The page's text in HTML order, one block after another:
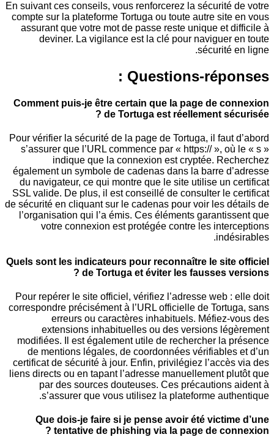
En suivant ces conseils, vous renforcerez la
compte sur la plateforme Tortuga ou toute autre
assurant que votre mot de passe reste unique
deviner. La vigilance est la clé pour
Questions-
Comment puis-je être certain que la page de
de Tortuga est réellement
Pour vérifier la sécurité de la page de Tortuga, il
s’assurer que l’URL commence par « https:// »,
indique que la connexion est cryptée.
également un symbole de cadenas dans la barre
du navigateur, ce qui montre que le site utilise
SSL valide. De plus, il est conseillé de consulter
de sécurité en cliquant sur le cadenas pour voir les
l’organisation qui l’a émis. Ces éléments
votre connexion est protégée contre les
Quels sont les indicateurs pour reconnaître le
de Tortuga et éviter les fausses
Pour repérer le site officiel, vérifiez l’adresse
correspondre précisément à l’URL officielle de
erreurs ou caractères inhabituels.
extensions inhabituelles ou des versions
modifiées. Il est également utile de rechercher la
de mentions légales, de coordonnées
certificat de sécurité à jour. Enfin, privilégiez
liens directs ou en tapant l’adresse manuellement
par des sources douteuses. Ces
s’assurer que vous utilisez la plateforme
Que dois-je faire si je pense avoir été
tentative de phishing via la page de